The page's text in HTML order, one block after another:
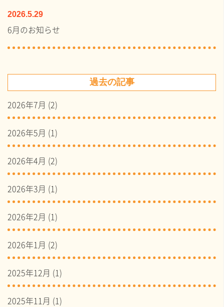
6月のお知らせ
2026.5.29
過去の記事
2026年7月 (2)
2026年5月 (1)
2026年4月 (2)
2026年3月 (1)
2026年2月 (1)
2026年1月 (2)
2025年12月 (1)
2025年11月 (1)